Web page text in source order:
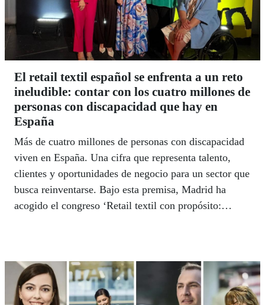
El retail textil español se enfrenta a un reto
ineludible: contar con los cuatro millones de
personas con discapacidad que hay en
España
Más de cuatro millones de personas con discapacidad
viven en España. Una cifra que representa talento,
clientes y oportunidades de negocio para un sector que
busca reinventarse. Bajo esta premisa, Madrid ha
acogido el congreso ‘Retail textil con propósito:
convertirse en ventajas competitivas para el retail
textil del futuro.